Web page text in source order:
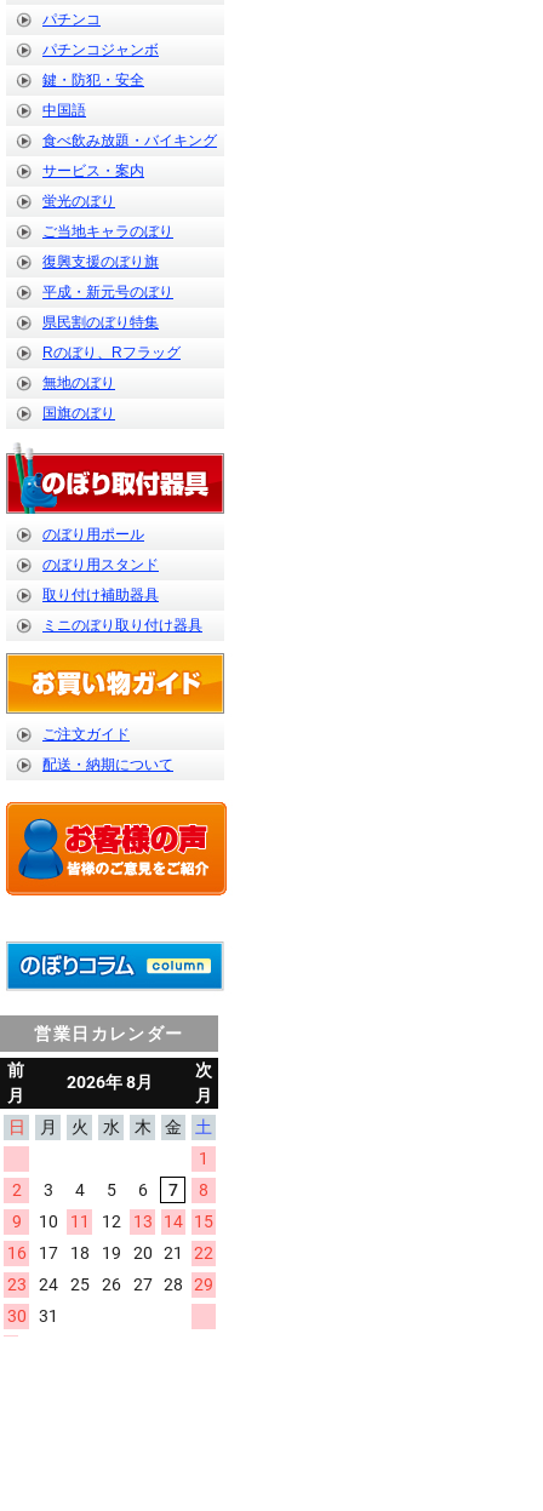
パチンコ
パチンコジャンボ
鍵・防犯・安全
中国語
食べ飲み放題・バイキング
サービス・案内
蛍光のぼり
ご当地キャラのぼり
復興支援のぼり旗
平成・新元号のぼり
県民割のぼり特集
Rのぼり、Rフラッグ
無地のぼり
国旗のぼり
のぼり用ポール
のぼり用スタンド
取り付け補助器具
ミニのぼり取り付け器具
ご注文ガイド
配送・納期について
営業日カレンダー